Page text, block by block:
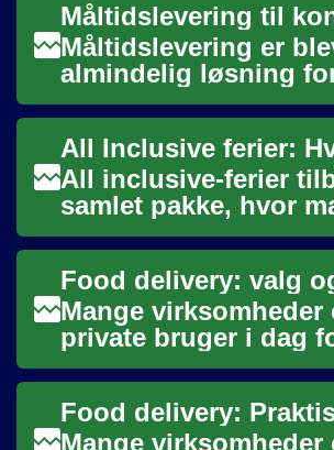
Måltidslevering er
almindelig løsning
kontorer, hvor
tidsbesparelse er
Denne ...
All inclusive-ferier
samlet pakke, hvor
praktiske elementer
på forhånd. Det kan
attr...
Mange virksomheder
private bruger i dag
delivery til at løse
hverdagslogistikken
måltider. Leveringst...
Mange virksomheder